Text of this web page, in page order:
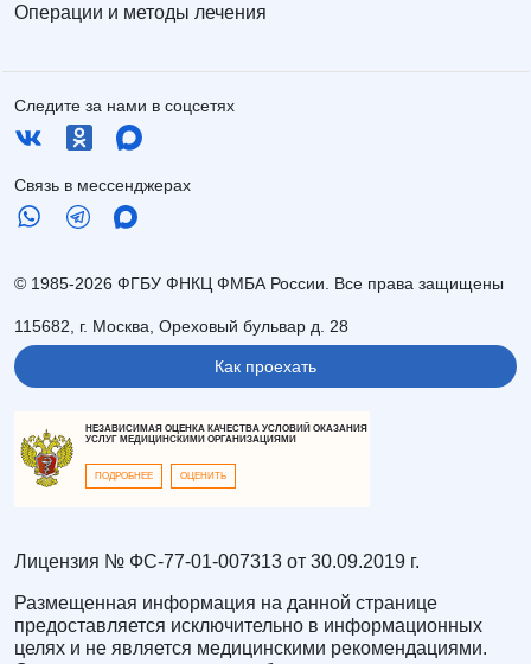
Операции и методы лечения
Следите за нами в соцсетях
Связь в мессенджерах
© 1985-2026 ФГБУ ФНКЦ ФМБА России. Все права защищены
115682, г. Москва, Ореховый бульвар д. 28
Как проехать
НЕЗАВИСИМАЯ ОЦЕНКА КАЧЕСТВА УСЛОВИЙ ОКАЗАНИЯ
УСЛУГ МЕДИЦИНСКИМИ ОРГАНИЗАЦИЯМИ
ПОДРОБНЕЕ ОЦЕНИТЬ
Лицензия № ФС-77-01-007313 от 30.09.2019 г.
Размещенная информация на данной странице
предоставляется исключительно в информационных
целях и не является медицинскими рекомендациями.